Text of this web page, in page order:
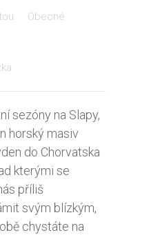
Obecné
sezóny na Slapy,
horský masiv
do Chorvatska
kterými se
příliš
svým blízkým,
chystáte na